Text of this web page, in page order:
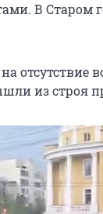
В Старом
отсутствие
из строя